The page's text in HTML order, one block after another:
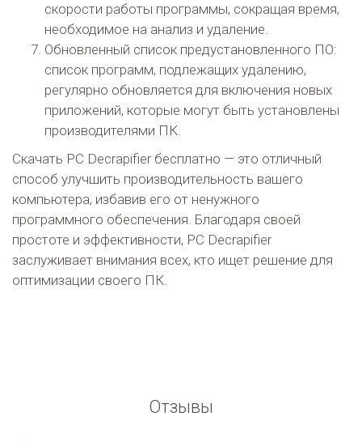
скорости работы программы, сокращая время,
необходимое на анализ и удаление.
Обновленный список предустановленного ПО:
список программ, подлежащих удалению,
регулярно обновляется для включения новых
приложений, которые могут быть установлены
производителями ПК.
Скачать PC Decrapifier бесплатно — это отличный
способ улучшить производительность вашего
компьютера, избавив его от ненужного
программного обеспечения. Благодаря своей
простоте и эффективности, PC Decrapifier
заслуживает внимания всех, кто ищет решение для
оптимизации своего ПК.
Отзывы